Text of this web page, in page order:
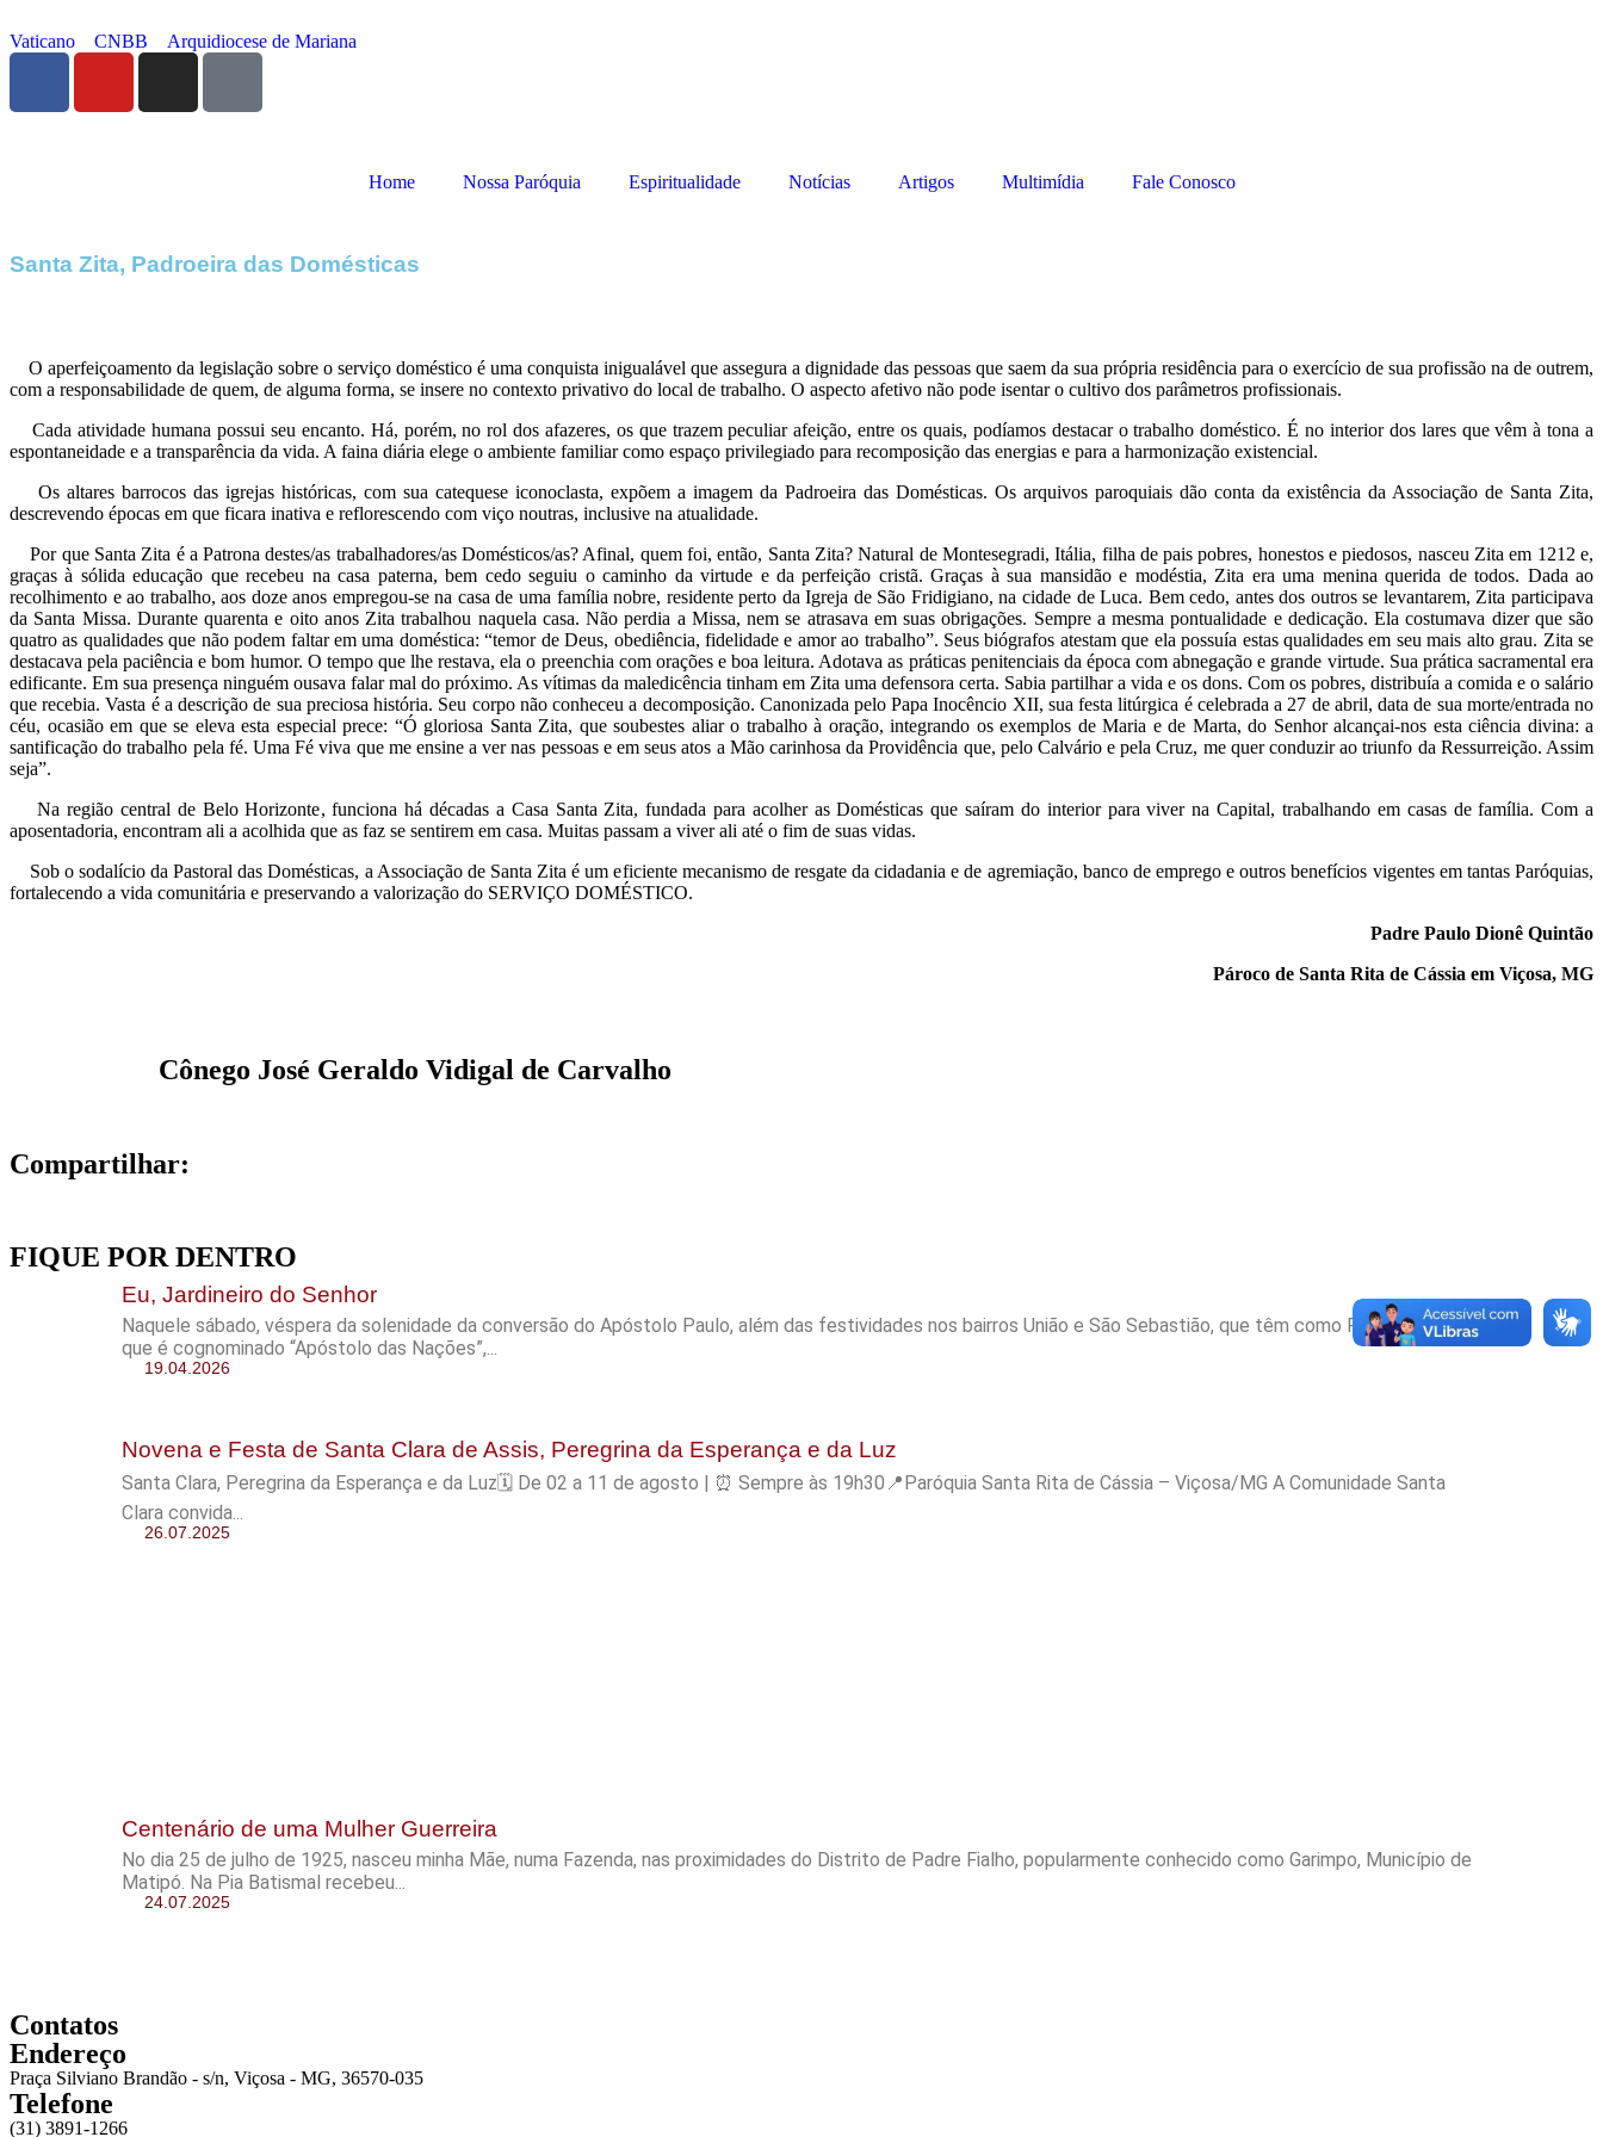
Vaticano CNBB Arquidiocese de Mariana
Home Nossa Paróquia Espiritualidade Notícias Artigos Multimídia Fale Conosco
Santa Zita, Padroeira das Domésticas
O aperfeiçoamento da legislação sobre o serviço doméstico é uma conquista inigualável que assegura a dignidade das pessoas que saem da sua própria residência para o exercício de sua profissão na de outrem,
com a responsabilidade de quem, de alguma forma, se insere no contexto privativo do local de trabalho. O aspecto afetivo não pode isentar o cultivo dos parâmetros profissionais.
Cada atividade humana possui seu encanto. Há, porém, no rol dos afazeres, os que trazem peculiar afeição, entre os quais, podíamos destacar o trabalho doméstico. É no interior dos lares que vêm à tona a
espontaneidade e a transparência da vida. A faina diária elege o ambiente familiar como espaço privilegiado para recomposição das energias e para a harmonização existencial.
Os altares barrocos das igrejas históricas, com sua catequese iconoclasta, expõem a imagem da Padroeira das Domésticas. Os arquivos paroquiais dão conta da existência da Associação de Santa Zita,
descrevendo épocas em que ficara inativa e reflorescendo com viço noutras, inclusive na atualidade.
Por que Santa Zita é a Patrona destes/as trabalhadores/as Domésticos/as? Afinal, quem foi, então, Santa Zita? Natural de Montesegradi, Itália, filha de pais pobres, honestos e piedosos, nasceu Zita em 1212 e,
graças à sólida educação que recebeu na casa paterna, bem cedo seguiu o caminho da virtude e da perfeição cristã. Graças à sua mansidão e modéstia, Zita era uma menina querida de todos. Dada ao
recolhimento e ao trabalho, aos doze anos empregou-se na casa de uma família nobre, residente perto da Igreja de São Fridigiano, na cidade de Luca. Bem cedo, antes dos outros se levantarem, Zita participava
da Santa Missa. Durante quarenta e oito anos Zita trabalhou naquela casa. Não perdia a Missa, nem se atrasava em suas obrigações. Sempre a mesma pontualidade e dedicação. Ela costumava dizer que são
quatro as qualidades que não podem faltar em uma doméstica: “temor de Deus, obediência, fidelidade e amor ao trabalho”. Seus biógrafos atestam que ela possuía estas qualidades em seu mais alto grau. Zita se
destacava pela paciência e bom humor. O tempo que lhe restava, ela o preenchia com orações e boa leitura. Adotava as práticas penitenciais da época com abnegação e grande virtude. Sua prática sacramental era
edificante. Em sua presença ninguém ousava falar mal do próximo. As vítimas da maledicência tinham em Zita uma defensora certa. Sabia partilhar a vida e os dons. Com os pobres, distribuía a comida e o salário
que recebia. Vasta é a descrição de sua preciosa história. Seu corpo não conheceu a decomposição. Canonizada pelo Papa Inocêncio XII, sua festa litúrgica é celebrada a 27 de abril, data de sua morte/entrada no
céu, ocasião em que se eleva esta especial prece: “Ó gloriosa Santa Zita, que soubestes aliar o trabalho à oração, integrando os exemplos de Maria e de Marta, do Senhor alcançai-nos esta ciência divina: a
santificação do trabalho pela fé. Uma Fé viva que me ensine a ver nas pessoas e em seus atos a Mão carinhosa da Providência que, pelo Calvário e pela Cruz, me quer conduzir ao triunfo da Ressurreição. Assim
seja”.
Na região central de Belo Horizonte, funciona há décadas a Casa Santa Zita, fundada para acolher as Domésticas que saíram do interior para viver na Capital, trabalhando em casas de família. Com a
aposentadoria, encontram ali a acolhida que as faz se sentirem em casa. Muitas passam a viver ali até o fim de suas vidas.
Sob o sodalício da Pastoral das Domésticas, a Associação de Santa Zita é um eficiente mecanismo de resgate da cidadania e de agremiação, banco de emprego e outros benefícios vigentes em tantas Paróquias,
fortalecendo a vida comunitária e preservando a valorização do SERVIÇO DOMÉSTICO.
Padre Paulo Dionê Quintão
Pároco de Santa Rita de Cássia em Viçosa, MG
Cônego José Geraldo Vidigal de Carvalho
Compartilhar:
FIQUE POR DENTRO
Eu, Jardineiro do Senhor
Naquele sábado, véspera da solenidade da conversão do Apóstolo Paulo, além das festividades nos bairros União e São Sebastião, que têm como Padroeiro este
que é cognominado “Apóstolo das Nações”,...
19.04.2026
Novena e Festa de Santa Clara de Assis, Peregrina da Esperança e da Luz
Santa Clara, Peregrina da Esperança e da Luz🗓️ De 02 a 11 de agosto | ⏰ Sempre às 19h30📍Paróquia Santa Rita de Cássia – Viçosa/MG A Comunidade Santa
Clara convida...
26.07.2025
Centenário de uma Mulher Guerreira
No dia 25 de julho de 1925, nasceu minha Mãe, numa Fazenda, nas proximidades do Distrito de Padre Fialho, popularmente conhecido como Garimpo, Município de
Matipó. Na Pia Batismal recebeu...
24.07.2025
Contatos
Endereço
Praça Silviano Brandão - s/n, Viçosa - MG, 36570-035
Telefone
(31) 3891-1266